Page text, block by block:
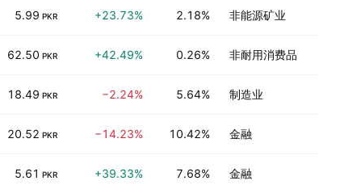
5.99 PKR +23.73% 2.18% 非能源矿业
62.50 PKR +42.49% 0.26% 非耐用消费品
18.49 PKR −2.24% 5.64% 制造业
20.52 PKR −14.23% 10.42% 金融
5.61 PKR +39.33% 7.68% 金融